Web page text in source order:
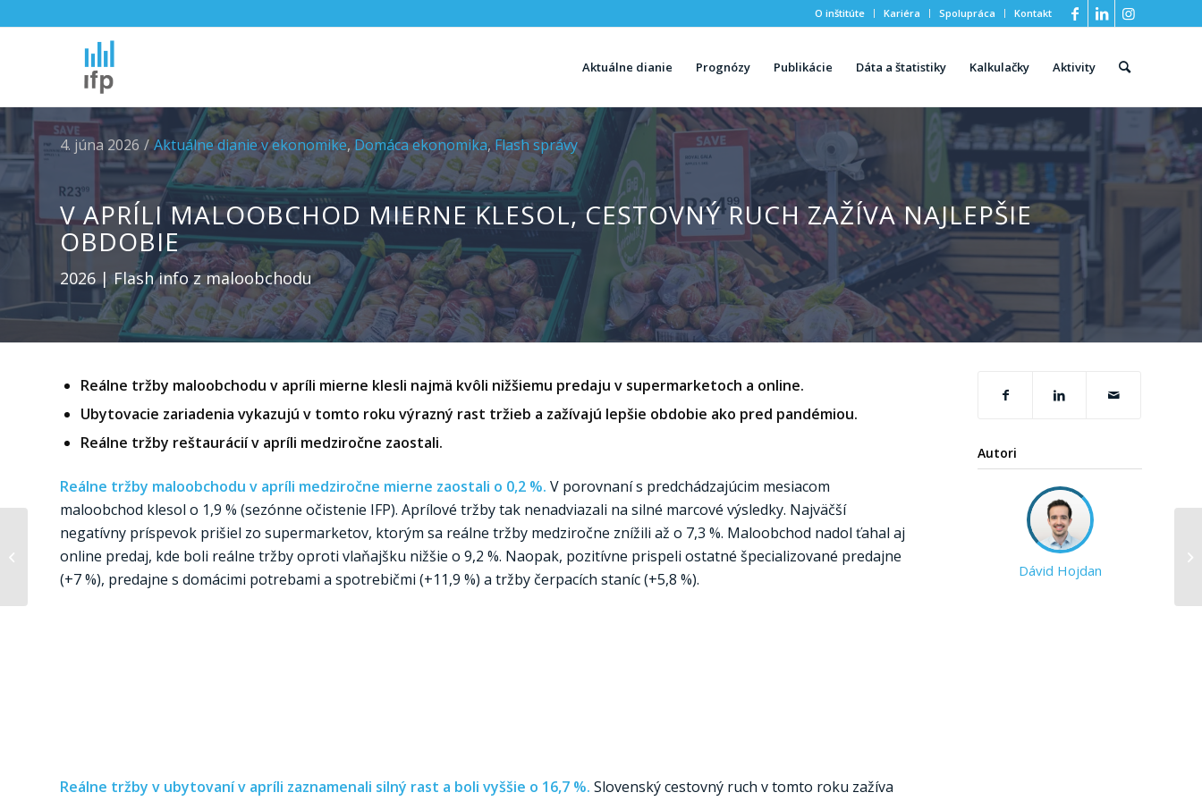
O inštitúte Kariéra Spolupráca Kontakt
Aktuálne dianie Prognózy Publikácie Dáta a štatistiky Kalkulačky Aktivity
4. júna 2026 / Aktuálne dianie v ekonomike,Domáca ekonomika, Flash správy
V APRÍLI MALOOBCHOD MIERNE KLESOL, CESTOVNÝ RUCH ZAŽÍVA NAJLEPŠIE
OBDOBIE
2026 | Flash info z maloobchodu
Reálne tržby maloobchodu v apríli mierne klesli najmä kvôli nižšiemu predaju v supermarketoch a online.
Ubytovacie zariadenia vykazujú v tomto roku výrazný rast tržieb a zažívajú lepšie obdobie ako pred pandémiou.
Reálne tržby reštaurácií v apríli medziročne zaostali.
Reálne tržby maloobchodu v apríli medziročne mierne zaostali o 0,2 %. V porovnaní s predchádzajúcim mesiacom
maloobchod klesol o 1,9 % (sezónne očistenie IFP). Aprílové tržby tak nenadviazali na silné marcové výsledky. Najväčší
negatívny príspevok prišiel zo supermarketov, ktorým sa reálne tržby medziročne znížili až o 7,3 %. Maloobchod nadol ťahal aj
online predaj, kde boli reálne tržby oproti vlaňajšku nižšie o 9,2 %. Naopak, pozitívne prispeli ostatné špecializované predajne
(+7 %), predajne s domácimi potrebami a spotrebičmi (+11,9 %) a tržby čerpacích staníc (+5,8 %).
Autori
Dávid Hojdan
Reálne tržby v ubytovaní v apríli zaznamenali silný rast a boli vyššie o 16,7 %. Slovenský cestovný ruch v tomto roku zažíva
Infláciu ťahali rastúce
ceny pohonných hmôt
(flash)